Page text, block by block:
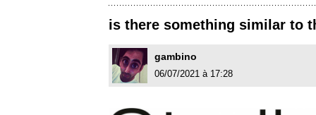
is there something similar to
gambino
06/07/2021 à 17:28